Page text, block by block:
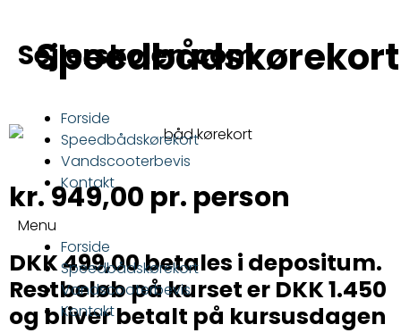
indholdet
Sejlerskolen.com
Forside
Speedbådskørekort
Vandscooterbevis
Kontakt
Menu
Forside
Speedbådskørekort
Vandscooterbevis
Kontakt
Speedbådskørekort
kr.949,00 pr. person
DKK 499,00 betales i depositum.
Restbeløb på kurset er DKK 1.450
og bliver betalt på kursusdagen